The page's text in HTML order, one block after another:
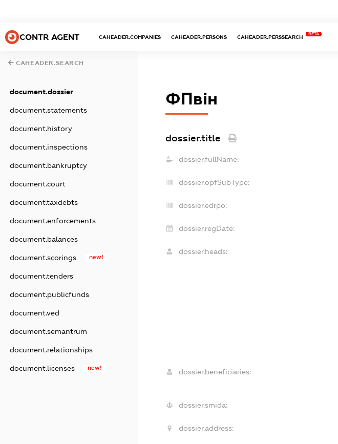
CONTR AGENT CAHEADER.COMPANIES CAHEADER.PERSONS CAHEADER.PERSSEARCH
BETA
CAHEADER.SEARCH
document.dossier
document.statements
document.history
document.inspections
document.bankruptcy
document.court
document.taxdebts
document.enforcements
document.balances
document.scorings new!
document.tenders
document.publicfunds
document.ved
document.semantrum
document.relationships
document.licenses new!
ФПвін
dossier.title
dossier.fullName:
dossier.opfSubType:
dossier.edrpo:
dossier.regDate:
dossier.heads:
dossier.beneficiaries:
dossier.smida:
dossier.address: